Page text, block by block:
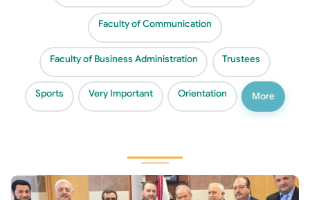
Faculty of Communication
Faculty of Business Administration Trustees
Sports Very Important Orientation More